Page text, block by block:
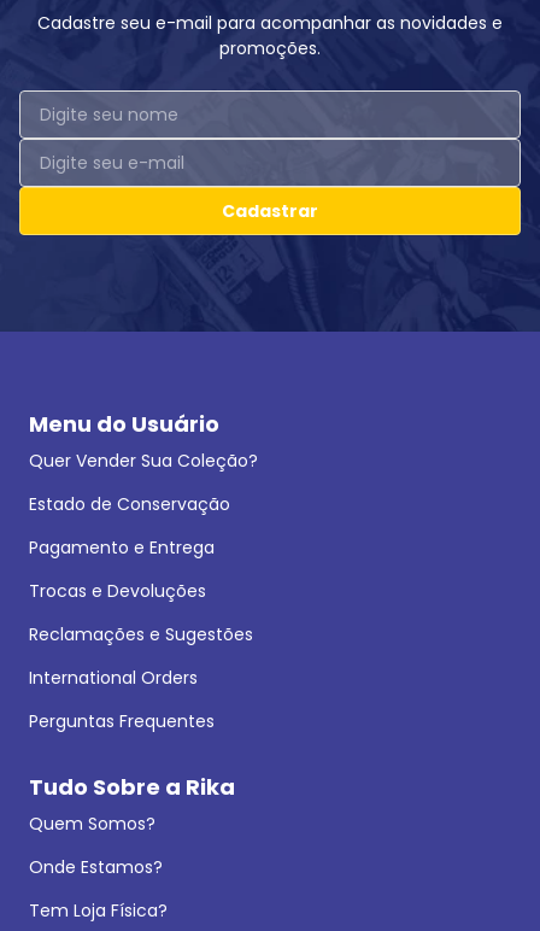
Cadastre seu e-mail para acompanhar as novidades e
promoções.
Cadastrar
Menu do Usuário
Quer Vender Sua Coleção?
Estado de Conservação
Pagamento e Entrega
Trocas e Devoluções
Reclamações e Sugestões
International Orders
Perguntas Frequentes
Tudo Sobre a Rika
Quem Somos?
Onde Estamos?
Tem Loja Física?